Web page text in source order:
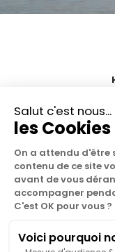
Algemene
Salut c'est nous...
les Cookies
On a attendu d'être
contenu de ce site
avant de vous
accompagner
C'est OK pour vous ?
Voici pourquoi